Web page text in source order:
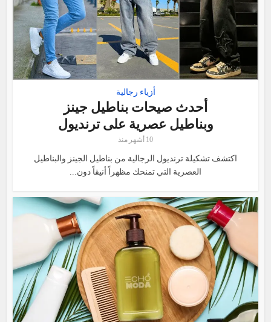
أزياء رجالية
أحدث صيحات بناطيل جينز
وبناطيل عصرية على ترنديول
10 أشهر منذ
اكتشف تشكيلة ترنديول الرجالية من بناطيل الجينز والبناطيل
العصرية التي تمنحك مظهراً أنيقاً دون...